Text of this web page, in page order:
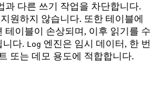
과 다른 쓰기 작업을 차단합니다.
원하지 않습니다. 또한 테이블에
테이블이 손상되며, 이후 읽기를 수
니다. Log 엔진은 임시 데이터, 한 번
또는 데모 용도에 적합합니다.